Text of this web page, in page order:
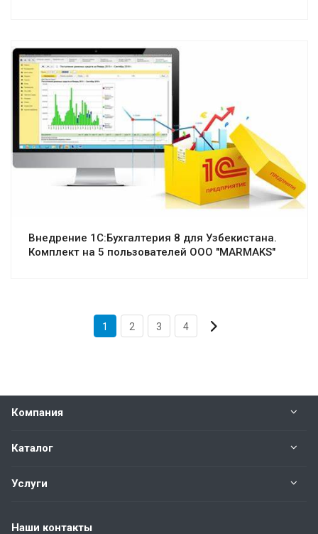
Смотреть проект
Внедрение 1С:Бухгалтерия 8 для Узбекистана.
Комплект на 5 пользователей ООО "MARMAKS"
1 2 3 4
Компания
Каталог
Услуги
Наши контакты